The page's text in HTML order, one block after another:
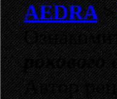
AEDRA
Автор